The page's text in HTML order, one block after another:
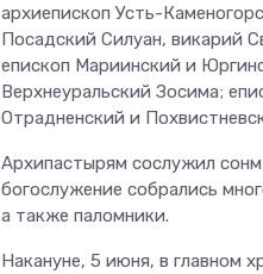
архиепископ Усть-
Посадский Силуан, викарий
епископ Мариинский и
Верхнеуральский Зосима;
Отрадненский и
Архипастырям сослужил
богослужение собрались
а также паломники.
Накануне, 5 июня, в главном